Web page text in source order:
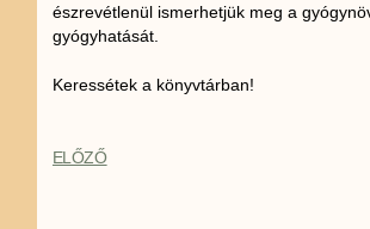
észrevétlenül ismerhetjük meg a
gyógyhatását.
Keressétek a könyvtárban!
ELŐZŐ